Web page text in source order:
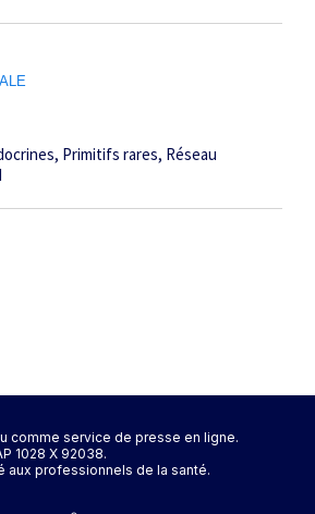
Primitifs rares Réseau
comme service de presse en ligne.
1028 X 92038.
aux professionnels de la santé.